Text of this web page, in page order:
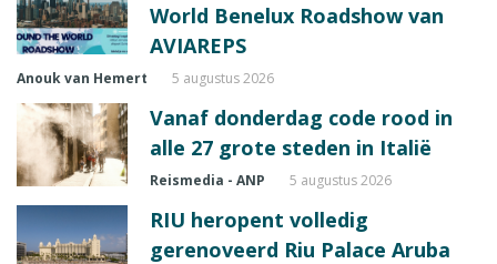
World Benelux Roadshow van
AVIAREPS
Anouk van Hemert 5 augustus 2026
Vanaf donderdag code rood in
alle 27 grote steden in Italië
Reismedia - ANP 5 augustus 2026
RIU heropent volledig
gerenoveerd Riu Palace Aruba